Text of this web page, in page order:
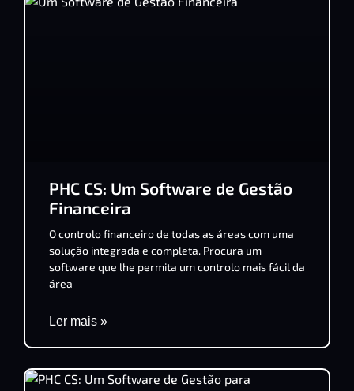
PHC CS: Um Software de Gestão
Financeira
O controlo financeiro de todas as áreas com uma
solução integrada e completa. Procura um
software que lhe permita um controlo mais fácil da
área
Ler mais »